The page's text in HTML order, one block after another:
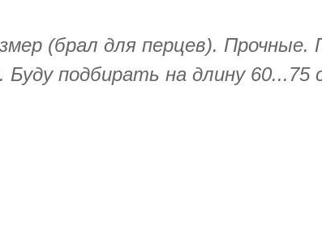
(брал для перцев). Прочные.
подбирать на длину 60...75